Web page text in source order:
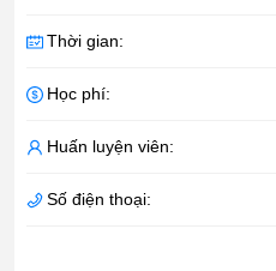
Thời gian:
Học phí:
Huấn luyện viên:
Số điện thoại: